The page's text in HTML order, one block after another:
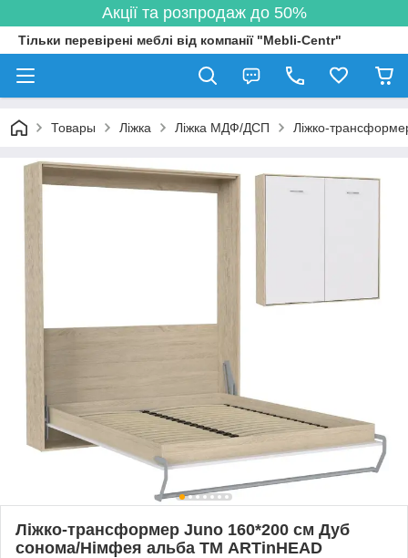
Акції та розпродаж до 50%
Тільки перевірені меблі від компанії "Mebli-Centr"
Товары Ліжка Ліжка МДФ/ДСП Ліжко-
Ліжко-трансформер Juno 160*200 см Дуб
сонома/Німфея альба ТМ ARTinHEAD